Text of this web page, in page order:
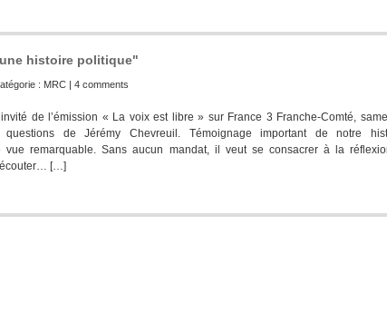
histoire politique"
: MRC | 4 comments
de l’émission « La voix est libre » sur France 3 Franche-Comté,
de Jérémy Chevreuil. Témoignage important de notre
vue remarquable. Sans aucun mandat, il veut se consacrer à la
[…]